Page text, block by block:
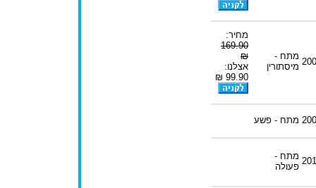
מתח -
מיסתורין
מחיר:
169.90
₪
אצלנו:
99.90 ₪
מתח - פשע
מתח -
פעולה